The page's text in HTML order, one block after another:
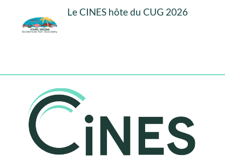
Le CINES hôte du CUG 2026